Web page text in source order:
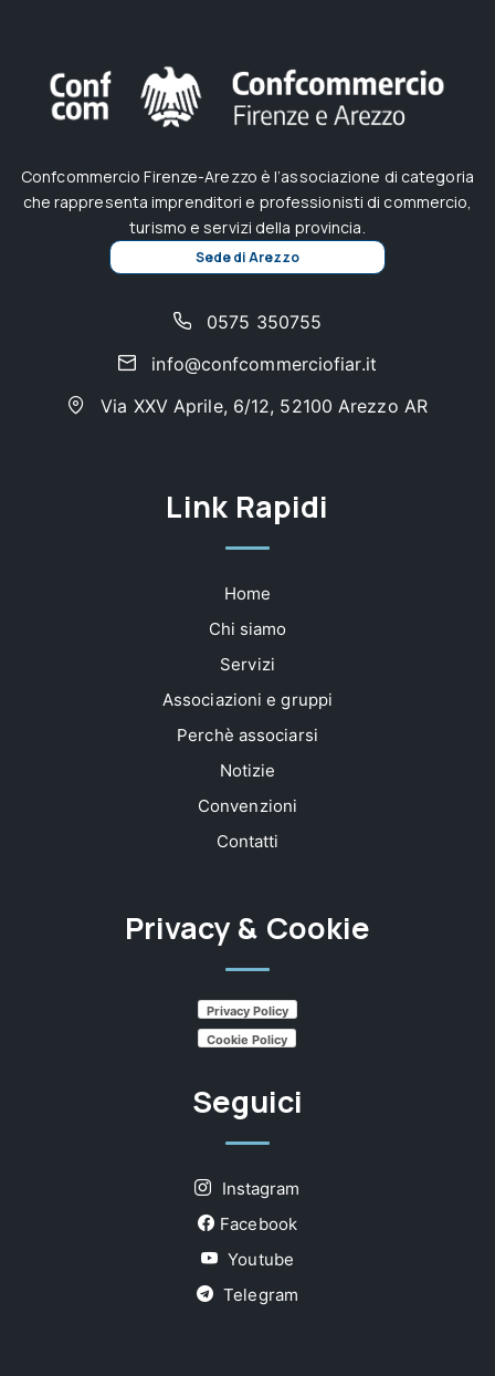
Confcommercio Firenze-Arezzo è l’associazione di categoria
che rappresenta imprenditori e professionisti di commercio,
turismo e servizi della provincia.
Sede di Arezzo
0575 350755
info@confcommerciofiar.it
Via XXV Aprile, 6/12, 52100 Arezzo AR
Link Rapidi
Home
Chi siamo
Servizi
Associazioni e gruppi
Perchè associarsi
Notizie
Convenzioni
Contatti
Privacy & Cookie
Privacy Policy
Cookie Policy
Seguici
Instagram
Facebook
Youtube
Telegram